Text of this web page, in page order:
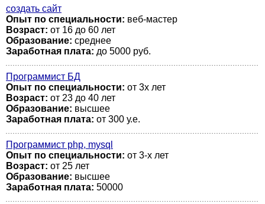
создать сайт
Опыт по специальности: веб-мастер
Возраст: от 16 до 60 лет
Образование: среднее
Заработная плата: до 5000 руб.
Программист БД
Опыт по специальности: от 3х лет
Возраст: от 23 до 40 лет
Образование: высшее
Заработная плата: от 300 у.е.
Программист php, mysql
Опыт по специальности: от 3-х лет
Возраст: от 25 лет
Образование: высшее
Заработная плата: 50000